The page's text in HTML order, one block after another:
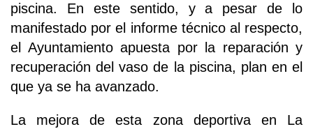
piscina. En este sentido, y a pesar de lo
manifestado por el informe técnico al respecto,
el Ayuntamiento apuesta por la reparación y
recuperación del vaso de la piscina, plan en el
que ya se ha avanzado.
La mejora de esta zona deportiva en La